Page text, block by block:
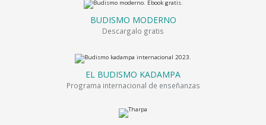
BUDISMO MODERNO
Descargalo gratis
EL BUDISMO KADAMPA
Programa internacional de enseñanzas